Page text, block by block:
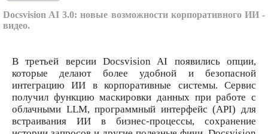
Docsvision AI 3.0: новые возможности корпоративного ИИ -
видео.
В третьей версии Docsvision AI появились опции,
которые делают более удобной и безопасной
интеграцию ИИ в корпоративные системы. Сервис
получил функцию маскировки данных при работе с
облачными LLM, программный интерфейс (API) для
встраивания ИИ в бизнес-процессы, сохранение